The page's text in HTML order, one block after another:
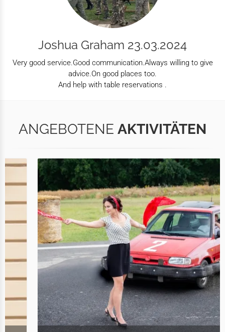
Joshua Graham 23.03.2024
Very good service.Good communication.Always willing to give
advice.On good places too.
And help with table reservations .
ANGEBOTENE AKTIVITÄTEN